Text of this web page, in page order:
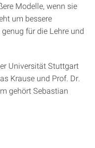
Modelle, wenn sie
um bessere
für die Lehre und
Universität Stuttgart
Krause und Prof. Dr.
gehört Sebastian